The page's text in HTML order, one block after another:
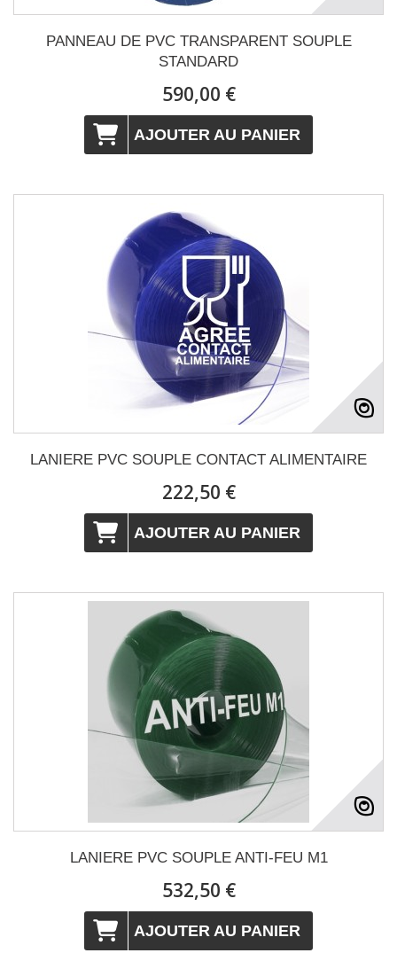
PANNEAU DE PVC TRANSPARENT SOUPLE
STANDARD
590,00 €
AJOUTER AU PANIER
LANIERE PVC SOUPLE CONTACT ALIMENTAIRE
222,50 €
AJOUTER AU PANIER
LANIERE PVC SOUPLE ANTI-FEU M1
532,50 €
AJOUTER AU PANIER